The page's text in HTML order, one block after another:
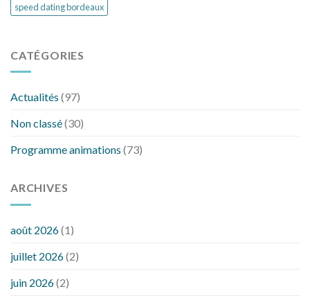
speed dating bordeaux
CATÉGORIES
Actualités (97)
Non classé(30)
Programme animations (73)
ARCHIVES
août 2026(1)
juillet 2026(2)
juin 2026(2)